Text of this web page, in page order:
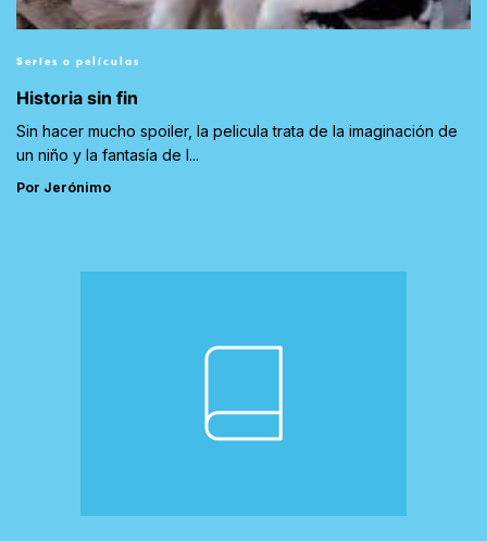
Series o películas
Historia sin fin
Sin hacer mucho spoiler, la pelicula trata de la imaginación de
un niño y la fantasía de l...
Por Jerónimo